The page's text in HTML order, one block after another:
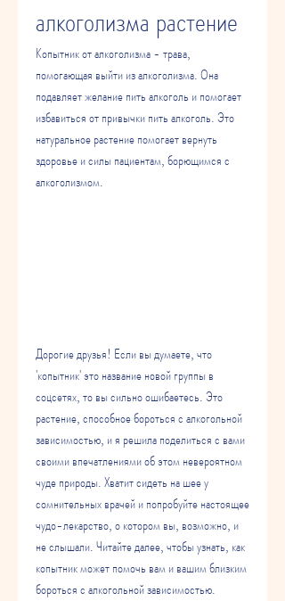
алкоголизма растение
Копытник от алкоголизма - трава,
помогающая выйти из алкоголизма. Она
подавляет желание пить алкоголь и помогает
избавиться от привычки пить алкоголь. Это
натуральное растение помогает вернуть
здоровье и силы пациентам, борющимся с
алкоголизмом.
Дорогие друзья! Если вы думаете, что
'копытник' это название новой группы в
соцсетях, то вы сильно ошибаетесь. Это
растение, способное бороться с алкогольной
зависимостью, и я решила поделиться с вами
своими впечатлениями об этом невероятном
чуде природы. Хватит сидеть на шее у
сомнительных врачей и попробуйте настоящее
чудо-лекарство, о котором вы, возможно, и
не слышали. Читайте далее, чтобы узнать, как
копытник может помочь вам и вашим близким
бороться с алкогольной зависимостью.